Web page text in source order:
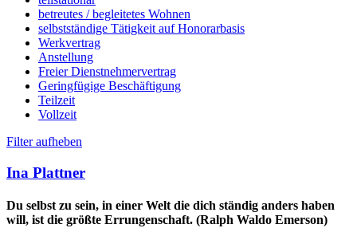
betreutes / begleitetes Wohnen
selbstständige Tätigkeit auf Honorarbasis
Werkvertrag
Anstellung
Freier Dienstnehmervertrag
Geringfügige Beschäftigung
Teilzeit
Vollzeit
Filter aufheben
Ina Plattner
Du selbst zu sein, in einer Welt die dich ständig anders haben
will, ist die größte Errungenschaft. (Ralph Waldo Emerson)